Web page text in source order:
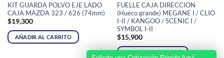
KIT GUARDA POLVO EJE LADO
CAJA MAZDA 323 / 626 (74mm)
$19,300
AÑADIR AL CARRITO
FUELLE CAJA DIRECCION
(Hueco grande) MEGANE I / CLIO
I-II / KANGOO / SCENIC I /
SYMBOL I-II
$15,900